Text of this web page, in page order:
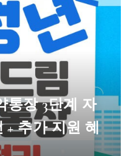
통장 3단계 자
+ 추가 지원 혜